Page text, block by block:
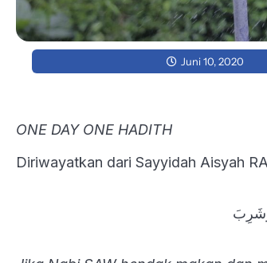
Juni 10, 2020
ONE DAY ONE HADITH
Diriwayatkan dari Sayyidah Aisyah
وَشَرِبَ